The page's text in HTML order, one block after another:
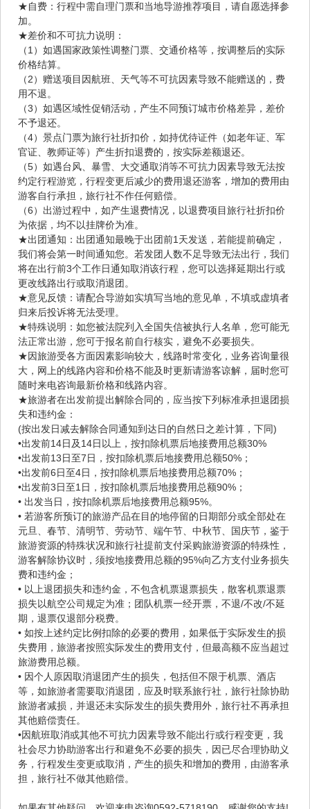
★自费：行程中需自理门票和当地导游推荐项目，请自愿选择参
加。
★差价和不可抗力说明：
（1）如遇国家政策性调整门票、交通价格等，按调整后的实际
价格结算。
（2）赠送项目因航班、天气等不可抗因素导致不能赠送的，费
用不退。
（3）如遇区域性促销活动，产生不同预订城市价格差异，差价
不予退还。
（4）景点门票为旅行社折扣价，如持优待证件（如老年证、军
官证、教师证等）产生折扣退费的，按实际差额退还。
（5）如遇台风、暴雪、大交通取消等不可抗力因素导致无法按
约定行程游览，行程变更后减少的费用退还游客，增加的费用由
游客自行承担，旅行社不作任何赔偿。
（6）出游过程中，如产生退费情况，以退费项目旅行社折扣价
为依据，均不以挂牌价为准。
★出团通知：出团通知最晚于出团前1天发送，若能提前确定，
我们将会第一时间通知您。若发团人数不足导致无法出行，我们
将在出行前3个工作日通知取消该行程，您可以选择延期出行或
更改线路出行或取消退团。
★意见反馈：请配合导游如实填写当地的意见单，不填或虚填者
归来后投诉将无法受理。
★特殊说明：如您被法院列入全国失信被执行人名单，您可能无
法正常出游，您可于报名前自行核实，避免不必要损失。
★因旅游受各方面因素影响较大，线路时常变化，业务咨询量很
大，网上的线路内容和价格不能及时更新请游客谅解，届时您可
随时来电咨询最新价格和线路内容。
★旅游者在出发前提出解除合同的，应当按下列标准承担退团损
失和违约金：
(按出发日减去解除合同通知到达日的自然日之差计算，下同)
•出发前14日及14日以上，按扣除机票后地接费用总额30%
•出发前13日至7日，按扣除机票后地接费用总额50%；
•出发前6日至4日，按扣除机票后地接费用总额70%；
•出发前3日至1日，按扣除机票后地接费用总额90%；
• 出发当日，按扣除机票后地接费用总额95%。
• 若游客所预订的旅游产品在目的地停留的日期部分或全部处在
元旦、春节、清明节、劳动节、端午节、中秋节、国庆节，鉴于
旅游资源的特殊状况和旅行社提前支付采购旅游资源的特殊性，
游客解除协议时，须按地接费用总额的95%向乙方支付业务损失
费和违约金；
• 以上退团损失和违约金，不包含机票退票损失，散客机票退票
损失以航空公司规定为准；团队机票一经开票，不退/不改/不延
期，退票仅退部分税费。
• 如按上述约定比例扣除的必要的费用，如果低于实际发生的损
失费用，旅游者按照实际发生的费用支付，但最高额不应当超过
旅游费用总额。
• 因个人原因取消退团产生的损失，包括但不限于机票、酒店
等，如旅游者需要取消退团，应及时联系旅行社，旅行社除协助
旅游者减损，并退还未实际发生的损失费用外，旅行社不再承担
其他赔偿责任。
•因航班取消或其他不可抗力因素导致不能出行或行程变更，我
社会尽力协助游客出行和避免不必要的损失，因已尽合理协助义
务，行程发生变更或取消，产生的损失和增加的费用，由游客承
担，旅行社不做其他赔偿。